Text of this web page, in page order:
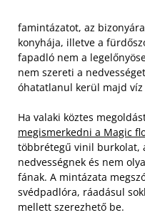
famintázatot, az
konyhája, illetve a
fapadló nem a
nem szereti a
óhatatlanul kerül majd víz
Ha valaki köztes
megismerkedni a Magic
többrétegű vinil burkolat,
nedvességnek és nem
fának. A mintázata
svédpadlóra, ráadásul
mellett szerezhető be.